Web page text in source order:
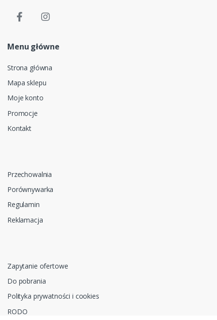
Menu główne
Strona główna
Mapa sklepu
Moje konto
Promocje
Kontakt
Przechowalnia
Porównywarka
Regulamin
Reklamacja
Zapytanie ofertowe
Do pobrania
Polityka prywatności i cookies
RODO